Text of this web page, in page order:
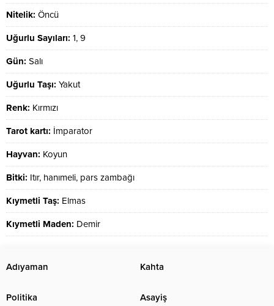
Nitelik: Öncü
Uğurlu Sayıları: 1, 9
Gün: Salı
Uğurlu Taşı: Yakut
Renk: Kırmızı
Tarot kartı: İmparator
Hayvan: Koyun
Bitki: Itır, hanımeli, pars zambağı
Kıymetli Taş: Elmas
Kıymetli Maden: Demir
Adıyaman Kahta
Politika Asayiş